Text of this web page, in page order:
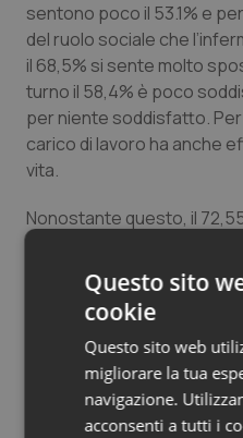
Sangue &
Tiroide
Tumore al seno
Tumori
Ulcera & Reflusso
Vaccini
sentono poco il 53.1% e
del ruolo sociale che
il 68,5% si sente molto
turno il 58,4% è poco
per niente soddisfatto. Per
carico di lavoro ha anche
vita.
Nonostante questo, il
aver preso questa
ritiene di riuscire ad aiutare
nonostante le
dovrebbe essere il ruolo
di lavoro effettive, il
desidera cambiare lavoro,
con questa affermazione.
Questo sito
cookie
Questo sito web
migliorare la tua
navigazione.
acconsenti a tutti i